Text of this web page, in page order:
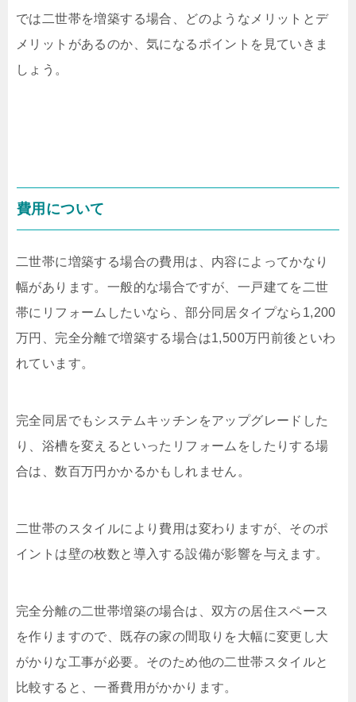
では二世帯を増築する場合、どのようなメリットとデ
メリットがあるのか、気になるポイントを見ていきま
しょう。
費用について
二世帯に増築する場合の費用は、内容によってかなり
幅があります。一般的な場合ですが、一戸建てを二世
帯にリフォームしたいなら、部分同居タイプなら 1,200
万円、完全分離で増築する場合は1,500万円前後といわ
れています。
完全同居でもシステムキッチンをアップグレードした
り、浴槽を変えるといったリフォームをしたりする場
合は、数百万円かかるかもしれません。
二世帯のスタイルにより費用は変わりますが、そのポ
イントは壁の枚数と導入する設備が影響を与えます。
完全分離の二世帯増築の場合は、双方の居住スペース
を作りますので、既存の家の間取りを大幅に変更し大
がかりな工事が必要。そのため他の二世帯スタイルと
比較すると、一番費用がかかります。